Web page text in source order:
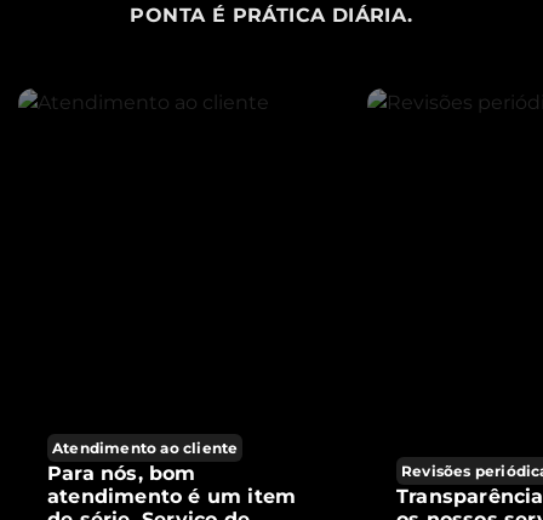
PONTA É PRÁTICA DIÁRIA.
Atendimento ao cliente
Para nós, bom
atendimento é um item
Revisões